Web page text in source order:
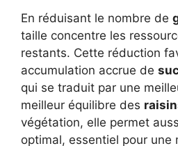
En réduisant le nombre de
taille concentre les
restants. Cette réduction
accumulation accrue de
qui se traduit par une
meilleur équilibre des
végétation, elle permet
optimal, essentiel pour une